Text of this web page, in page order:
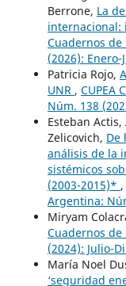
Berrone, La
internacional:
Cuadernos
(2026): Enero-
Patricia Rojo,
UNR , CUPEA
Núm. 138
Esteban
Zelicovich, De
análisis de la
sistémicos
(2003-2015)* ,
Argentina:
Miryam
Cuadernos
(2024): Julio-
María Noel
‘seguridad